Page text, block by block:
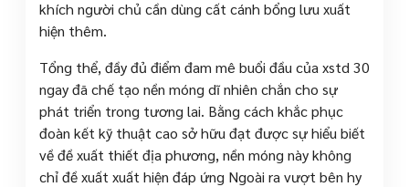
khích người chủ cần dùng cất cánh bổng lưu xuất
hiện thêm.
Tổng thể, đầy đủ điểm đam mê buổi đầu của xstd 30
ngay đã chế tạo nền móng dĩ nhiên chắn cho sự
phát triển trong tương lai. Bằng cách khắc phục
đoàn kết kỹ thuật cao sở hữu đạt được sự hiểu biết
về đề xuất thiết địa phương, nền móng này không
chỉ đề xuất xuất hiện đáp ứng Ngoài ra vượt bên hy